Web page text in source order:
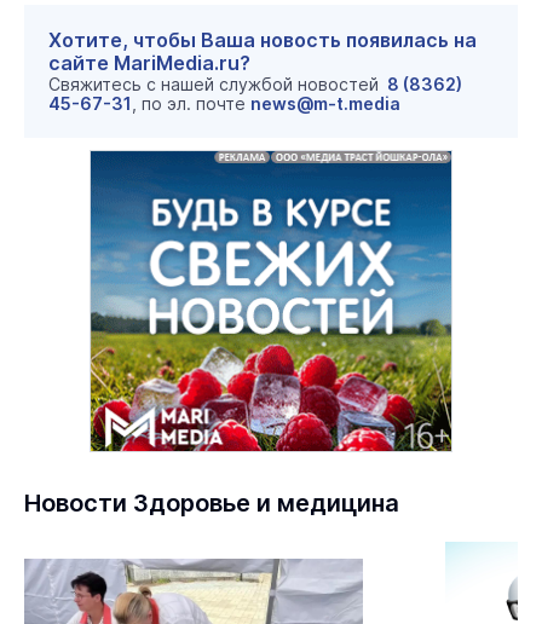
Хотите, чтобы Ваша новость появилась на
сайте MariMedia.ru?
Свяжитесь с нашей службой новостей 8 (8362)
45-67-31 , по эл. почте news@m-t.media
Новости Здоровье и медицина